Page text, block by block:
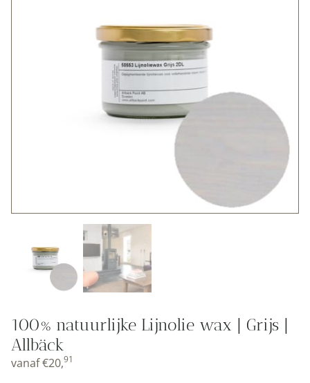
100% natuurlijke Lijnolie wax | Grijs |
Allbäck
vanaf€20,91